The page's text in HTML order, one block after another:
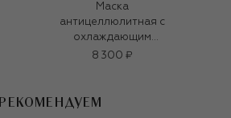
Маска
антицеллюлитная с
охлаждающим
эффектом Fanghi
8 300 ₽
РЕКОМЕНДУЕМ